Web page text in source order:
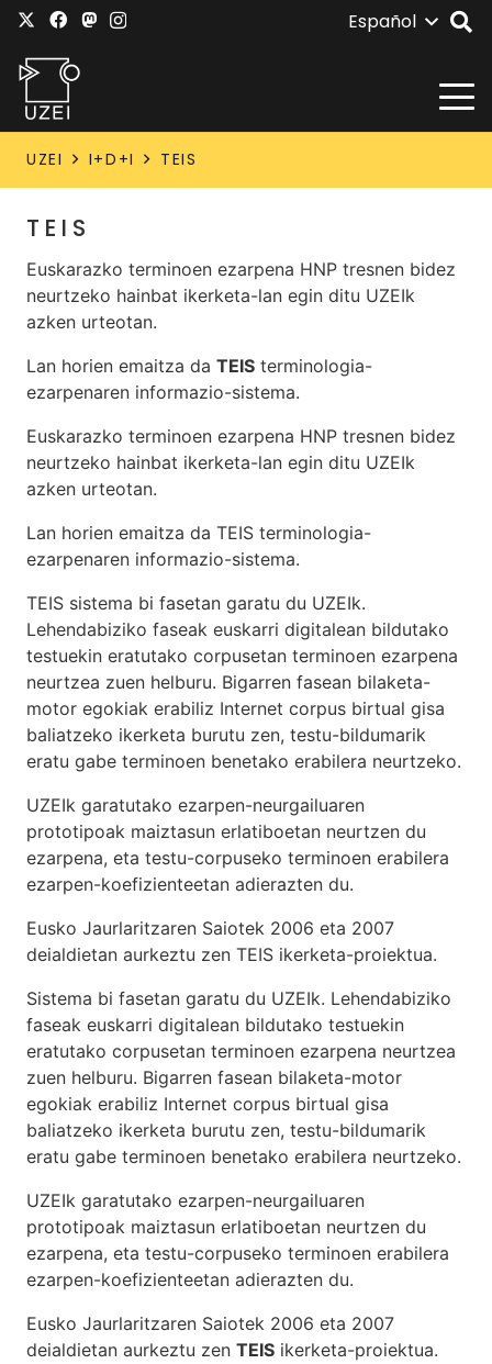
Español
UZEI I+D+I TEIS
TEIS
Euskarazko terminoen ezarpena HNP tresnen bidez
neurtzeko hainbat ikerketa-lan egin ditu UZEIk
azken urteotan.
Lan horien emaitza da TEIS terminologia-
ezarpenaren informazio-sistema.
Euskarazko terminoen ezarpena HNP tresnen bidez
neurtzeko hainbat ikerketa-lan egin ditu UZEIk
azken urteotan.
Lan horien emaitza da TEIS terminologia-
ezarpenaren informazio-sistema.
TEIS sistema bi fasetan garatu du UZEIk.
Lehendabiziko faseak euskarri digitalean bildutako
testuekin eratutako corpusetan terminoen ezarpena
neurtzea zuen helburu. Bigarren fasean bilaketa-
motor egokiak erabiliz Internet corpus birtual gisa
baliatzeko ikerketa burutu zen, testu-bildumarik
eratu gabe terminoen benetako erabilera neurtzeko.
UZEIk garatutako ezarpen-neurgailuaren
prototipoak maiztasun erlatiboetan neurtzen du
ezarpena, eta testu-corpuseko terminoen erabilera
ezarpen-koefizienteetan adierazten du.
Eusko Jaurlaritzaren Saiotek 2006 eta 2007
deialdietan aurkeztu zen TEIS ikerketa-proiektua.
Sistema bi fasetan garatu du UZEIk. Lehendabiziko
faseak euskarri digitalean bildutako testuekin
eratutako corpusetan terminoen ezarpena neurtzea
zuen helburu. Bigarren fasean bilaketa-motor
egokiak erabiliz Internet corpus birtual gisa
baliatzeko ikerketa burutu zen, testu-bildumarik
eratu gabe terminoen benetako erabilera neurtzeko.
UZEIk garatutako ezarpen-neurgailuaren
prototipoak maiztasun erlatiboetan neurtzen du
ezarpena, eta testu-corpuseko terminoen erabilera
ezarpen-koefizienteetan adierazten du.
Eusko Jaurlaritzaren Saiotek 2006 eta 2007
deialdietan aurkeztu zen TEIS ikerketa-proiektua.